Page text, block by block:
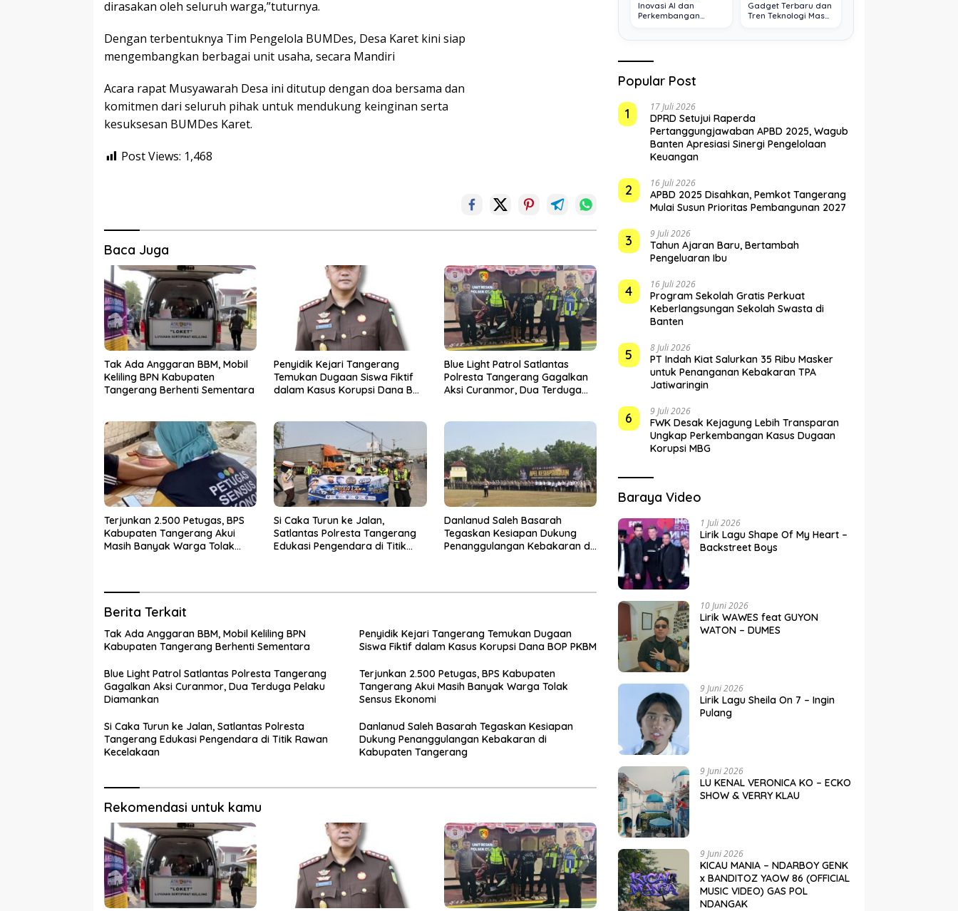
dirasakan oleh seluruh warga,”tuturnya.
Dengan terbentuknya Tim Pengelola BUMDes, Desa Karet kini siap
mengembangkan berbagai unit usaha, secara Mandiri
Acara rapat Musyawarah Desa ini ditutup dengan doa bersama dan
komitmen dari seluruh pihak untuk mendukung keinginan serta
kesuksesan BUMDes Karet.
Post Views: 1,468
Baca Juga
Tak Ada Anggaran BBM, Mobil
Keliling BPN Kabupaten
Tangerang Berhenti Sementara
Penyidik Kejari Tangerang
Temukan Dugaan Siswa Fiktif
dalam Kasus Korupsi Dana BOP
Blue Light Patrol Satlantas
Polresta Tangerang Gagalkan
Aksi Curanmor, Dua Terduga
Terjunkan 2.500 Petugas, BPS
Kabupaten Tangerang Akui
Masih Banyak Warga Tolak
Si Caka Turun ke Jalan,
Satlantas Polresta Tangerang
Edukasi Pengendara di Titik
Danlanud Saleh Basarah
Tegaskan Kesiapan Dukung
Penanggulangan Kebakaran di
Berita Terkait
Tak Ada Anggaran BBM, Mobil Keliling BPN
Kabupaten Tangerang Berhenti Sementara
Penyidik Kejari Tangerang Temukan Dugaan
Siswa Fiktif dalam Kasus Korupsi Dana BOP PKBM
Blue Light Patrol Satlantas Polresta Tangerang
Gagalkan Aksi Curanmor, Dua Terduga Pelaku
Diamankan
Terjunkan 2.500 Petugas, BPS Kabupaten
Tangerang Akui Masih Banyak Warga Tolak
Sensus Ekonomi
Si Caka Turun ke Jalan, Satlantas Polresta
Tangerang Edukasi Pengendara di Titik Rawan
Kecelakaan
Danlanud Saleh Basarah Tegaskan Kesiapan
Dukung Penanggulangan Kebakaran di
Kabupaten Tangerang
Rekomendasi untuk kamu
Inovasi AI dan
Perkembangan
Gadget Terbaru dan
Tren Teknologi Masa
Popular Post
1
17 Juli 2026
DPRD Setujui Raperda
Pertanggungjawaban APBD 2025, Wagub
Banten Apresiasi Sinergi Pengelolaan
Keuangan
2 16 Juli 2026
APBD 2025 Disahkan, Pemkot Tangerang
Mulai Susun Prioritas Pembangunan 2027
3 9 Juli 2026
Tahun Ajaran Baru, Bertambah
Pengeluaran Ibu
4 16 Juli 2026
Program Sekolah Gratis Perkuat
Keberlangsungan Sekolah Swasta di
Banten
5 8 Juli 2026
PT Indah Kiat Salurkan 35 Ribu Masker
untuk Penanganan Kebakaran TPA
Jatiwaringin
6 9 Juli 2026
FWK Desak Kejagung Lebih Transparan
Ungkap Perkembangan Kasus Dugaan
Korupsi MBG
Baraya Video
1 Juli 2026
Lirik Lagu Shape Of My Heart –
Backstreet Boys
10 Juni 2026
Lirik WAWES feat GUYON
WATON – DUMES
9 Juni 2026
Lirik Lagu Sheila On 7 – Ingin
Pulang
9 Juni 2026
LU KENAL VERONICA KO – ECKO
SHOW & VERRY KLAU
9 Juni 2026
KICAU MANIA – NDARBOY GENK
x BANDITOZ YAOW 86 (OFFICIAL
MUSIC VIDEO) GAS POL
NDANGAK